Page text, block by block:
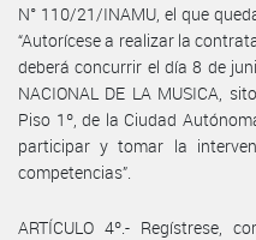
N° 110/21/INAMU, el que
“Autorícese a realizar la
deberá concurrir el día 8 de
NACIONAL DE LA MUSICA,
Piso 1º, de la Ciudad
participar y tomar la
competencias”.
ARTÍCULO 4º.- Regístrese,